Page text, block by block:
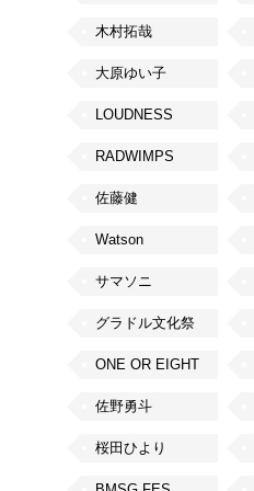
木村拓哉
大原ゆい子
LOUDNESS
RADWIMPS
佐藤健
Watson
サマソニ
グラドル文化祭
ONE OR EIGHT
佐野勇斗
桜田ひより